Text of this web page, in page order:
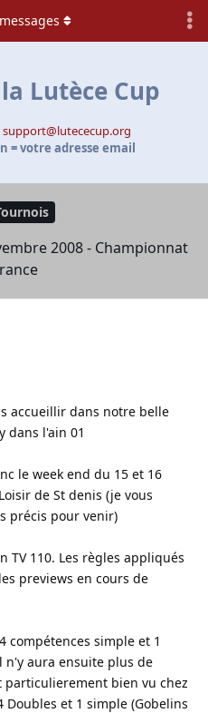
Lutèce Cup
support@lutececup.org
= votre adresse email
2008 - Championnat
messages
accueillir dans notre belle
dans l'ain 01
le week end du 15 et 16
de St denis (je vous
précis pour venir)
TV 110. Les règles appliqués
previews en cours de
compétences simple et 1
aura ensuite plus de
particulierement bien vu chez
et 1 simple (Gobelins